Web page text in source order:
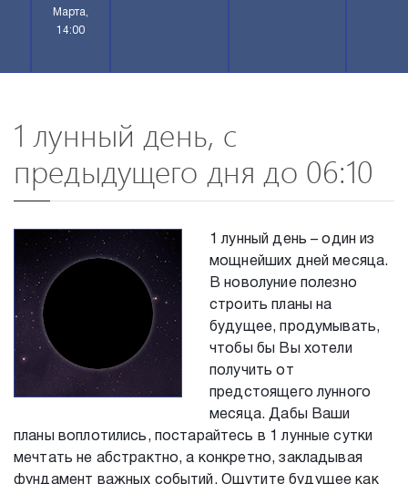
Марта,
14:00
1 лунный день, с
предыдущего дня до 06:10
1 лунный день – один из
мощнейших дней месяца.
В новолуние полезно
строить планы на
будущее, продумывать,
чтобы бы Вы хотели
получить от
предстоящего лунного
месяца. Дабы Ваши
планы воплотились, постарайтесь в 1 лунные сутки
мечтать не абстрактно, а конкретно, закладывая
фундамент важных событий. Ощутите будущее как